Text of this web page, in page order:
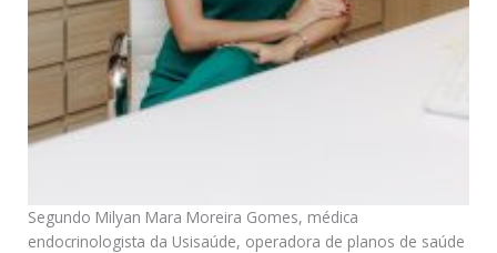
Segundo Milyan Mara Moreira Gomes, médica
endocrinologista da Usisaúde, operadora de planos de saúde